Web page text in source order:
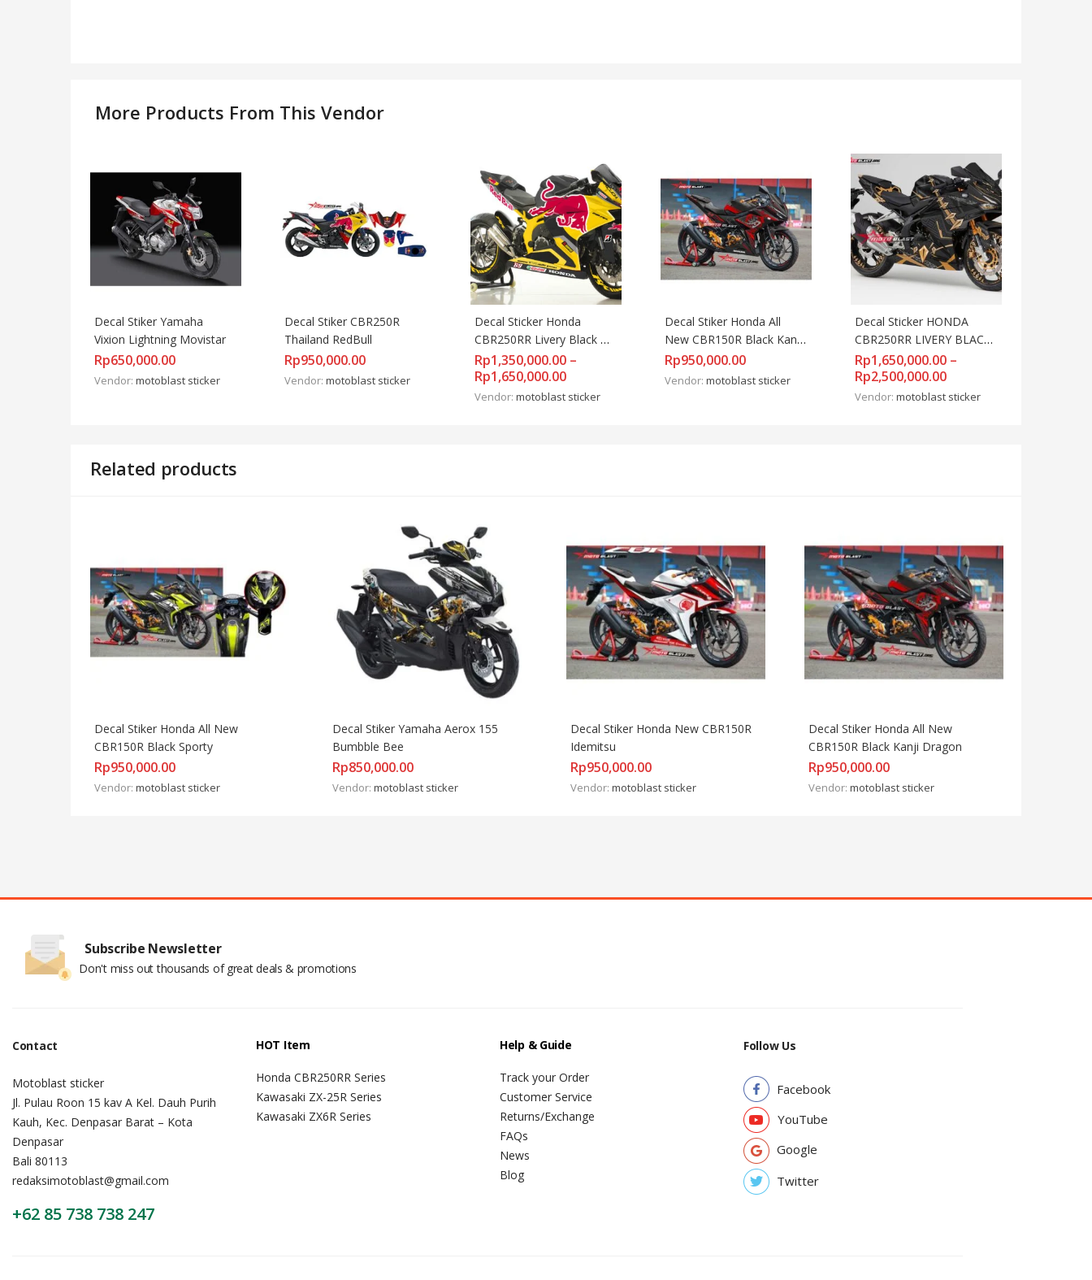
More Products From This Vendor
Decal Stiker Yamaha
Vixion Lightning Movistar
Rp650,000.00
Vendor: motoblast sticker
Decal Stiker CBR250R
Thailand RedBull
Rp950,000.00
Vendor: motoblast sticker
Decal Sticker Honda
CBR250RR Livery Black
Redbull Hayden Full Body
Rp1,350,000.00 –
Rp1,650,000.00
Vendor: motoblast sticker
Decal Stiker Honda All
New CBR150R Black Kanji
Dragon
Rp950,000.00
Vendor: motoblast sticker
Decal Sticker HONDA
CBR250RR LIVERY BLACK
PANTHER FULL BODY
Rp1,650,000.00 –
Rp2,500,000.00
Vendor: motoblast sticker
Related products
Decal Stiker Honda All New
CBR150R Black Sporty
Rp950,000.00
Vendor: motoblast sticker
Decal Stiker Yamaha Aerox 155
Bumbble Bee
Rp850,000.00
Vendor: motoblast sticker
Decal Stiker Honda New CBR150R
Idemitsu
Rp950,000.00
Vendor: motoblast sticker
Decal Stiker Honda All New
CBR150R Black Kanji Dragon
Rp950,000.00
Vendor: motoblast sticker
Subscribe Newsletter
Don't miss out thousands of great deals & promotions
Contact
Motoblast sticker
Jl. Pulau Roon 15 kav A Kel. Dauh Purih
Kauh, Kec. Denpasar Barat – Kota
Denpasar
Bali 80113
redaksimotoblast@gmail.com
+62 85 738 738 247
HOT Item
Honda CBR250RR Series
Kawasaki ZX-25R Series
Kawasaki ZX6R Series
Help & Guide
Track your Order
Customer Service
Returns/Exchange
FAQs
News
Blog
Follow Us
Facebook
YouTube
Google
Twitter